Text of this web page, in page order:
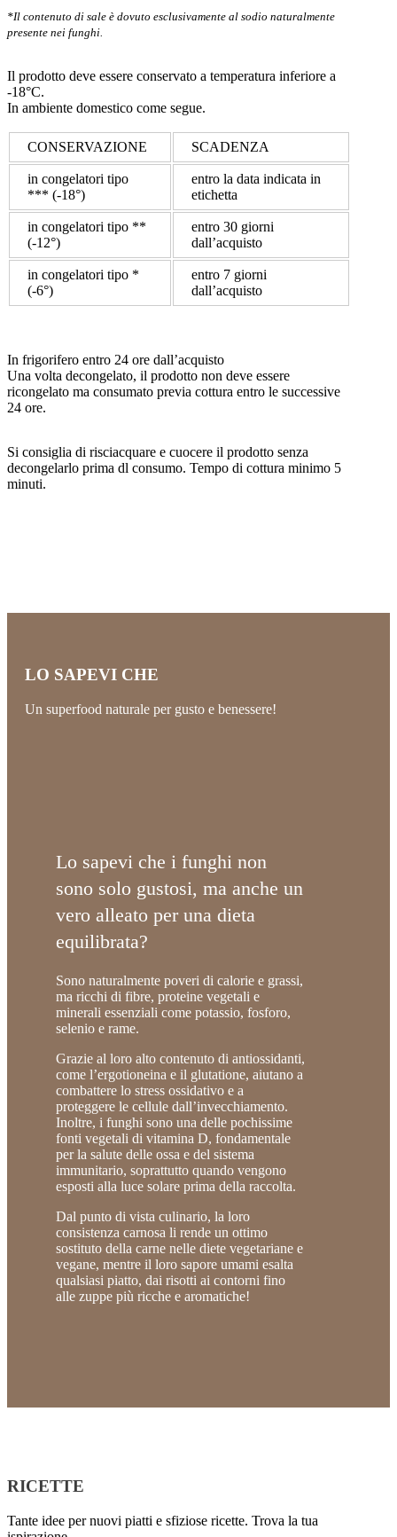
*Il contenuto di sale è dovuto esclusivamente al sodio naturalmente
presente nei funghi.
Il prodotto deve essere conservato a temperatura inferiore a
-18°C.
In ambiente domestico come segue.
CONSERVAZIONE SCADENZA
in congelatori tipo
*** (-18°)
entro la data indicata in
etichetta
in congelatori tipo **
(-12°)
entro 30 giorni
dall’acquisto
in congelatori tipo *
(-6°)
entro 7 giorni
dall’acquisto
In frigorifero entro 24 ore dall’acquisto
Una volta decongelato, il prodotto non deve essere
ricongelato ma consumato previa cottura entro le successive
24 ore.
Si consiglia di risciacquare e cuocere il prodotto senza
decongelarlo prima dl consumo. Tempo di cottura minimo 5
minuti.
LO SAPEVI CHE
Un superfood naturale per gusto e benessere!
Lo sapevi che i funghi non
sono solo gustosi, ma anche un
vero alleato per una dieta
equilibrata?
Sono naturalmente poveri di calorie e grassi,
ma ricchi di fibre, proteine vegetali e
minerali essenziali come potassio, fosforo,
selenio e rame.
Grazie al loro alto contenuto di antiossidanti,
come l’ergotioneina e il glutatione, aiutano a
combattere lo stress ossidativo e a
proteggere le cellule dall’invecchiamento.
Inoltre, i funghi sono una delle pochissime
fonti vegetali di vitamina D, fondamentale
per la salute delle ossa e del sistema
immunitario, soprattutto quando vengono
esposti alla luce solare prima della raccolta.
Dal punto di vista culinario, la loro
consistenza carnosa li rende un ottimo
sostituto della carne nelle diete vegetariane e
vegane, mentre il loro sapore umami esalta
qualsiasi piatto, dai risotti ai contorni fino
alle zuppe più ricche e aromatiche!
RICETTE
Tante idee per nuovi piatti e sfiziose ricette. Trova la tua